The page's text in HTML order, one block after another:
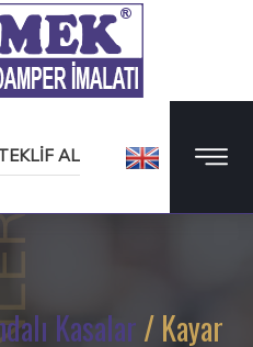
AL
Kasalar/ Kayar